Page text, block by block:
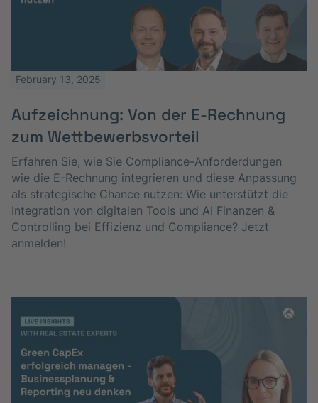
February 13, 2025
Aufzeichnung: Von der E-Rechnung
zum Wettbewerbsvorteil
Erfahren Sie, wie Sie Compliance-Anforderdungen
wie die E-Rechnung integrieren und diese Anpassung
als strategische Chance nutzen: Wie unterstützt die
Integration von digitalen Tools und AI Finanzen &
Controlling bei Effizienz und Compliance? Jetzt
anmelden!